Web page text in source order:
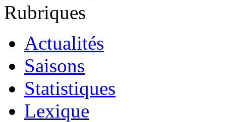
Rubriques
Actualités
Saisons
Statistiques
Lexique